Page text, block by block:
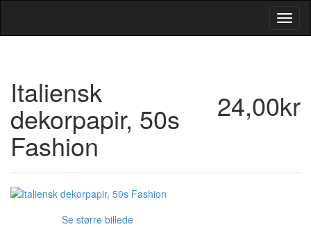
24,00kr
Italiensk
dekorpapir, 50s
Fashion
Se større billede